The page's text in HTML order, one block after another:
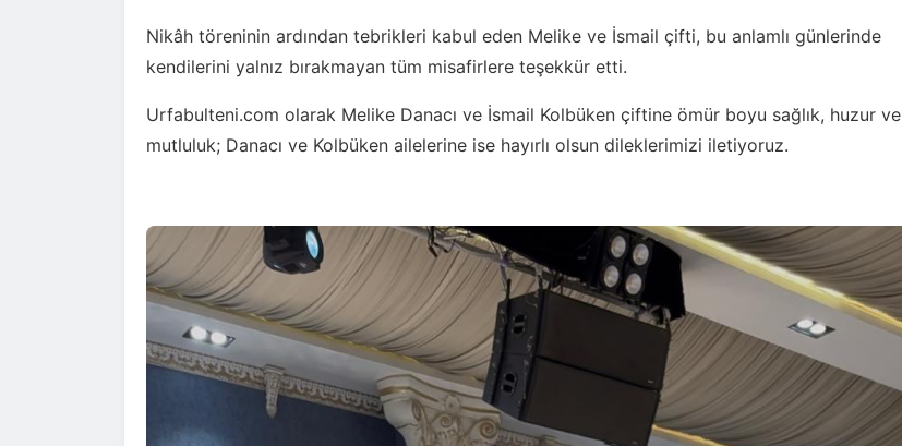
Nikâh töreninin ardından tebrikleri kabul eden Melike ve İsmail çifti, bu anlamlı günlerinde
kendilerini yalnız bırakmayan tüm misafirlere teşekkür etti.
Urfabulteni.com olarak Melike Danacı ve İsmail Kolbüken çiftine ömür boyu sağlık, huzur ve
mutluluk; Danacı ve Kolbüken ailelerine ise hayırlı olsun dileklerimizi iletiyoruz.